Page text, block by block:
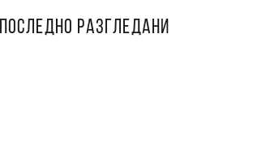
ПОСЛЕДНО РАЗГЛЕДАНИ